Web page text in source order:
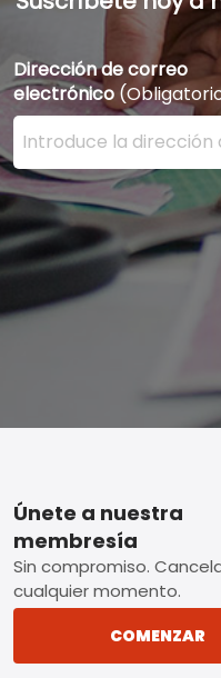
Dirección de correo
electrónico
Ingrese su dirección
Footer
Únete a nuestra
membresía
Sin compromiso.
cualquier momento.
COMENZAR